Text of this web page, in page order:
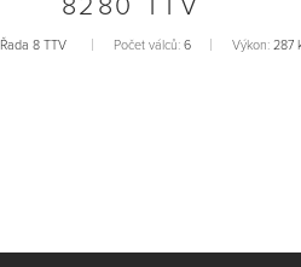
Řada 8 TTV Počet válců: 6 Výkon: 287